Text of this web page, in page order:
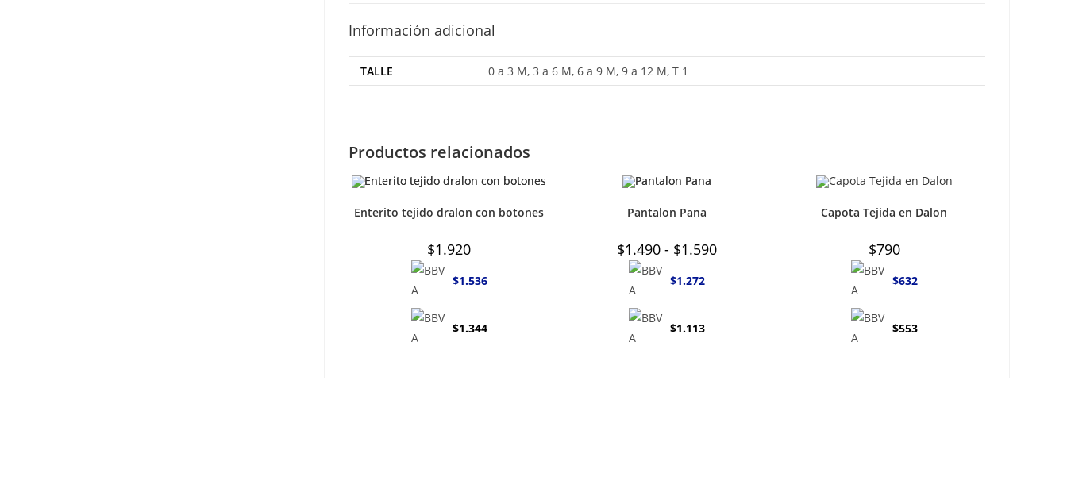
Información adicional
TALLE 0 a 3 M, 3 a 6 M, 6 a 9 M, 9 a 12 M, T 1
Productos relacionados
Enterito tejido dralon con botones
$1.920
$1.536
$1.344
Pantalon Pana
$1.490 - $1.590Rango
de
$1.272
$1.113
Capota Tejida en Dalon
$790
$632
$553